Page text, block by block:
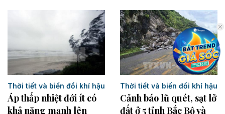
Thời tiết và biến đổi khí hậu
Áp thấp nhiệt đới ít có
khả năng mạnh lên
Thời tiết và biến đổi khí hậu
Cảnh báo lũ quét, sạt lở
đất ở 5 tỉnh Bắc Bộ và